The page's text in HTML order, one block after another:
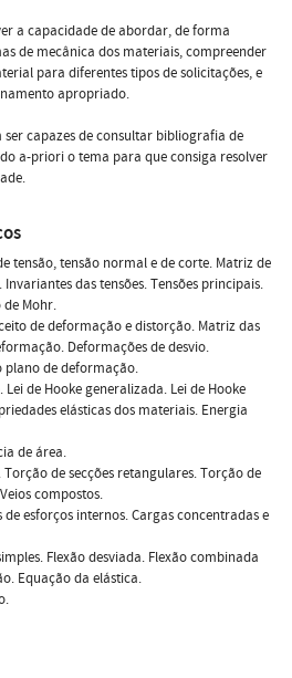
a capacidade de abordar, de forma
de mecânica dos materiais, compreender
para diferentes tipos de solicitações, e
apropriado.
capazes de consultar bibliografia de
a-priori o tema para que consiga resolver
tensão, tensão normal e de corte. Matriz de
das tensões. Tensões principais.
de Mohr.
de deformação e distorção. Matriz das
Deformações de desvio.
plano de deformação.
de Hooke generalizada. Lei de Hooke
elásticas dos materiais. Energia
de área.
de secções retangulares. Torção de
compostos.
esforços internos. Cargas concentradas e
Flexão desviada. Flexão combinada
Equação da elástica.